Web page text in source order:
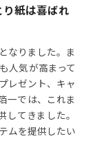
紙は喜ばれ
なりました。ま
人気が高まって
レゼント、キャ
一では、これま
てきました。
ムを提供したい